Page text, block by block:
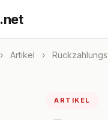
.net
› Artikel ›
ARTIKEL